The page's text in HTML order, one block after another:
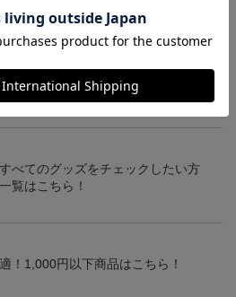
コラボグッズはこちら♪
べてのグッズをチェックしたい方
覧はこちら！
！1,000円以下商品はこちら！